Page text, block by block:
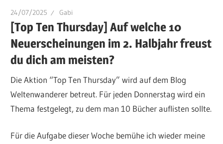
24/07/2025 Gabi
[Top Ten Thursday] Auf welche 10
Neuerscheinungen im 2. Halbjahr freust
du dich am meisten?
Die Aktion “Top Ten Thursday” wird auf dem Blog
Weltenwanderer betreut. Für jeden Donnerstag wird ein
Thema festgelegt, zu dem man 10 Bücher auflisten sollte.
Für die Aufgabe dieser Woche bemühe ich wieder meine